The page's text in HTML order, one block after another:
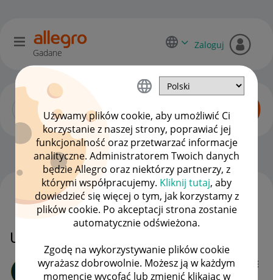
Używamy plików cookie, aby umożliwić Ci
korzystanie z naszej strony, poprawiać jej
funkcjonalność oraz przetwarzać informacje
analityczne. Administratorem Twoich danych
będzie Allegro oraz niektórzy partnerzy, z
którymi współpracujemy. Kliknij tutaj, aby
dowiedzieć się więcej o tym, jak korzystamy z
plików cookie. Po akceptacji strona zostanie
automatycznie odświeżona.
Zgodę na wykorzystywanie plików cookie
wyrażasz dobrowolnie. Możesz ją w każdym
momencie wycofać lub zmienić klikając w
Gadane
Zaloguj
Sprzedający o Allegro Lokalnie OPCJE
Usunąć ofertę
blanka1310
#7 Wielbiciel
WSZYSTKIE TEMATY